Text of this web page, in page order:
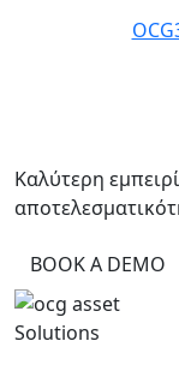
Καλύτερη
BOOK A DEMO
Solutions